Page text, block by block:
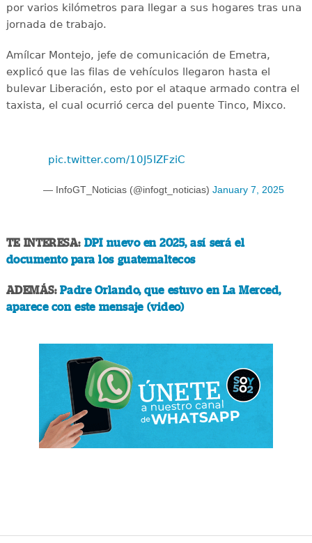
por varios kilómetros para llegar a sus hogares tras una
jornada de trabajo.
Amílcar Montejo, jefe de comunicación de Emetra,
explicó que las filas de vehículos llegaron hasta el
bulevar Liberación, esto por el ataque armado contra el
taxista, el cual ocurrió cerca del puente Tinco, Mixco.
pic.twitter.com/10J5IZFziC
— InfoGT_Noticias (@infogt_noticias) January 7, 2025
TE INTERESA:DPI nuevo en 2025, así será el
documento para los guatemaltecos
ADEMÁS: Padre Orlando, que estuvo en La Merced,
aparece con este mensaje (video)